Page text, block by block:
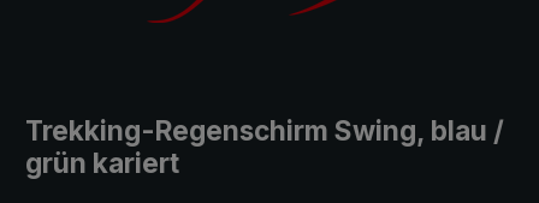
Trekking-Regenschirm Swing, blau /
grün kariert